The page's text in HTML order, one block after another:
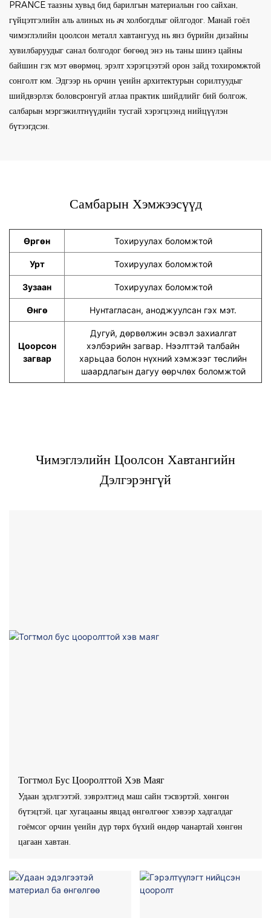
PRANCE таазны хувьд бид барилгын материалын гоо сайхан,
гүйцэтгэлийн аль алиных нь ач холбогдлыг ойлгодог. Манай гоёл
чимэглэлийн цоолсон металл хавтангууд нь янз бүрийн дизайны
хувилбаруудыг санал болгодог бөгөөд энэ нь таны шинэ цайны
байшин гэх мэт өвөрмөц, эрэлт хэрэгцээтэй орон зайд тохиромжтой
сонголт юм. Эдгээр нь орчин үеийн архитектурын сорилтуудыг
шийдвэрлэх боловсронгуй атлаа практик шийдлийг бий болгож,
салбарын мэргэжилтнүүдийн тусгай хэрэгцээнд нийцүүлэн
бүтээгдсэн.
Самбарын Хэмжээсүүд
Өргөн Тохируулах боломжтой
Урт Тохируулах боломжтой
Зузаан Тохируулах боломжтой
Өнгө Нунтагласан, аноджуулсан гэх мэт.
Цоорсон
загвар
Дугуй, дөрвөлжин эсвэл захиалгат
хэлбэрийн загвар. Нээлттэй талбайн
харьцаа болон нүхний хэмжээг төслийн
шаардлагын дагуу өөрчлөх боломжтой
Чимэглэлийн Цоолсон Хавтангийн
Дэлгэрэнгүй
Тогтмол Бус Цооролттой Хэв Маяг
Удаан эдэлгээтэй, зэврэлтэнд маш сайн тэсвэртэй, хөнгөн
бүтэцтэй, цаг хугацааны явцад өнгөлгөөг хэвээр хадгалдаг
гоёмсог орчин үеийн дүр төрх бүхий өндөр чанартай хөнгөн
цагаан хавтан.